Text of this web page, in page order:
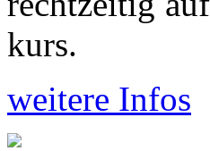
kurs.
weitere Infos